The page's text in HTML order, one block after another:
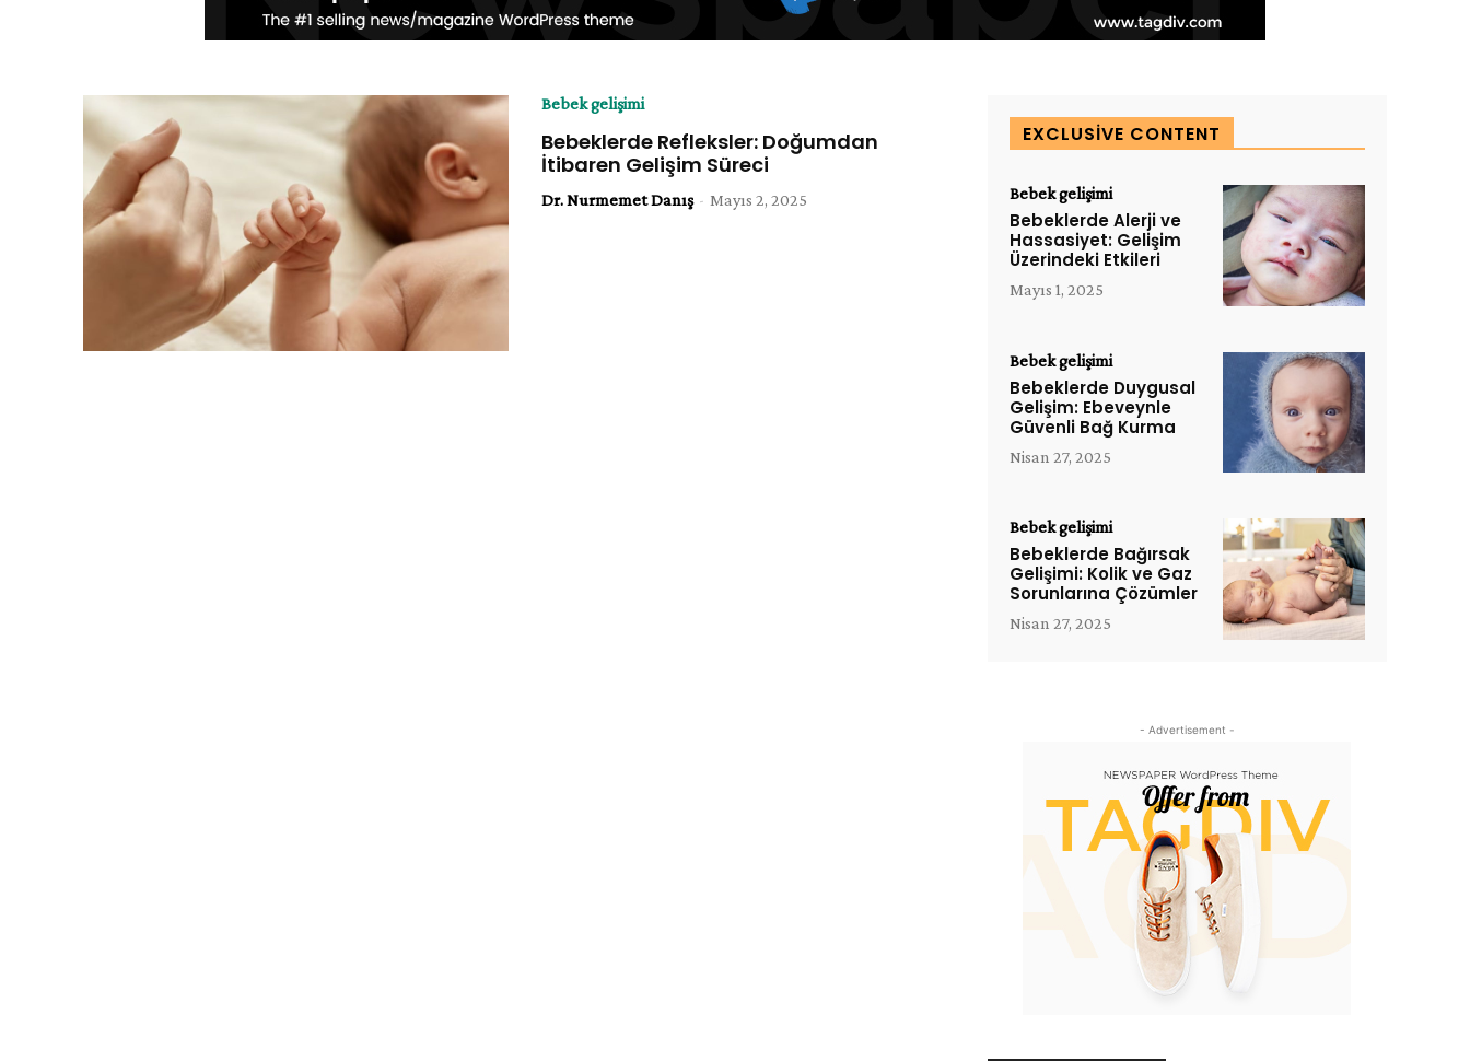
Bebek gelişimi
Bebeklerde Refleksler: Doğumdan
İtibaren Gelişim Süreci
Dr. Nurmemet Danış - Mayıs 2, 2025
EXCLUSIVE CONTENT
Bebek gelişimi
Bebeklerde Alerji ve
Hassasiyet: Gelişim
Üzerindeki Etkileri
Mayıs 1, 2025
Bebek gelişimi
Bebeklerde Duygusal
Gelişim: Ebeveynle
Güvenli Bağ Kurma
Nisan 27, 2025
Bebek gelişimi
Bebeklerde Bağırsak
Gelişimi: Kolik ve Gaz
Sorunlarına Çözümler
Nisan 27, 2025
- Advertisement -